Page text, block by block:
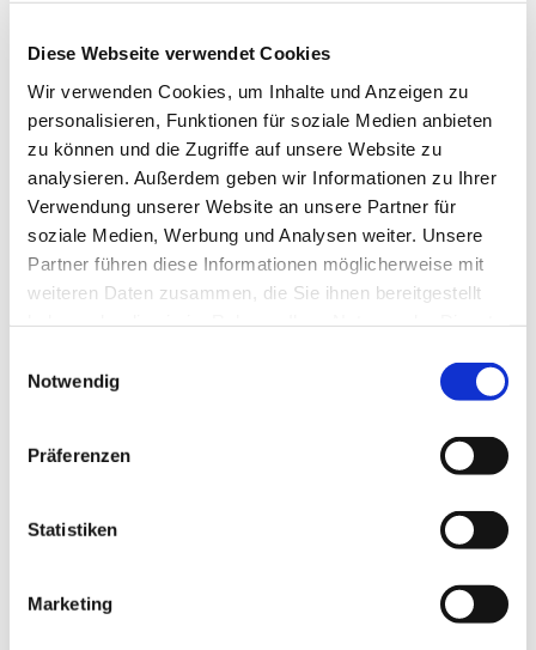
Diese Webseite verwendet Cookies
Wir verwenden Cookies, um Inhalte und Anzeigen zu
personalisieren, Funktionen für soziale Medien anbieten
zu können und die Zugriffe auf unsere Website zu
analysieren. Außerdem geben wir Informationen zu Ihrer
Verwendung unserer Website an unsere Partner für
soziale Medien, Werbung und Analysen weiter. Unsere
Partner führen diese Informationen möglicherweise mit
weiteren Daten zusammen, die Sie ihnen bereitgestellt
Notwendig
Präferenzen
Statistiken
Marketing